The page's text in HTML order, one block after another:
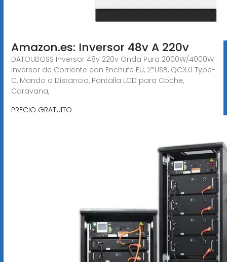
Amazon.es: Inversor 48v A 220v
DATOUBOSS Inversor 48v 220v Onda Pura 2000W/4000W
Inversor de Corriente con Enchufe EU, 2*USB, QC3.0 Type-
C, Mando a Distancia, Pantalla LCD para Coche,
Caravana,
PRECIO GRATUITO